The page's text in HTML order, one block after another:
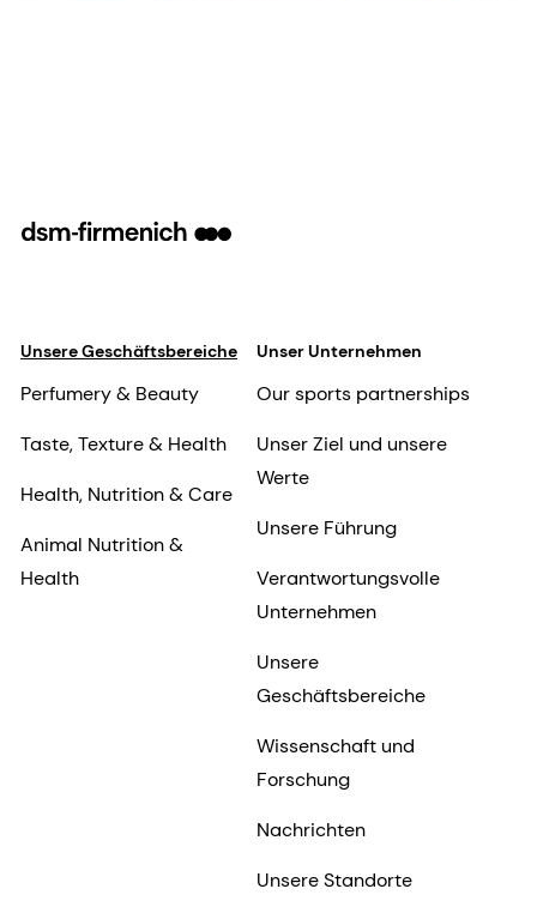
Unsere Geschäftsbereiche
Perfumery & Beauty
Taste, Texture & Health
Health, Nutrition & Care
Animal Nutrition &
Health
Unser Unternehmen
Our sports partnerships
Unser Ziel und unsere
Werte
Unsere Führung
Verantwortungsvolle
Unternehmen
Unsere
Geschäftsbereiche
Wissenschaft und
Forschung
Nachrichten
Unsere Standorte